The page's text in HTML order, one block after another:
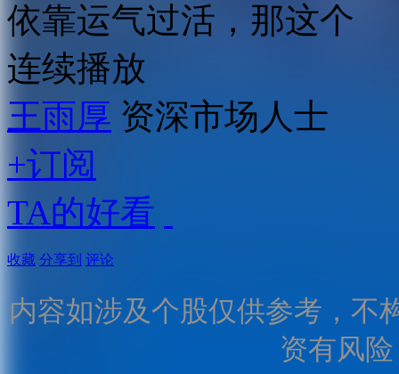
依靠运气过活，那这个
连续播放
王雨厚 资深市场人士
+订阅
TA的好看
收藏 分享到 评论
内容如涉及个股仅供参考，不
资有风